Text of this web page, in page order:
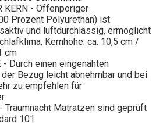
KERN - Offenporiger
Prozent Polyurethan) ist
und luftdurchlässig, ermöglicht
Kernhöhe: ca. 10,5 cm /
cm
- Durch einen eingenähten
Bezug leicht abnehmbar und bei
zu empfehlen für
Traumnacht Matratzen sind geprüft
101